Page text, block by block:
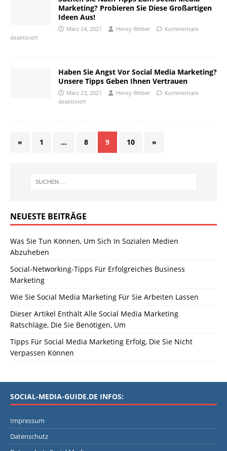
Marketing? Probieren Sie Diese Großartigen
Ideen Aus!
März 24, 2021 Henry Weber
Kommentare
deaktiviert
Haben Sie Angst Vor Social Media Marketing?
Unsere Tipps Geben Ihnen Vertrauen
März 23, 2021 Henry Weber
Kommentare
deaktiviert
« 1 … 8 9 10 »
NEUESTE BEITRÄGE
Was Sie Tun Können, Um Sich In Sozialen Medien
Abzuheben
Social-Networking-Tipps Für Erfolgreiches Business
Marketing
Wie Sie Social Media Marketing Für Sie Arbeiten Lassen
Dieser Artikel Enthält Alle Social Media Marketing
Ratschläge, Die Sie Benötigen, Um
Tipps Für Social Media Marketing Erfolg, Die Sie Nicht
Verpassen Können
SOCIAL-MEDIA-GUIDE.DE INFOS:
Impressum
Datenschutz